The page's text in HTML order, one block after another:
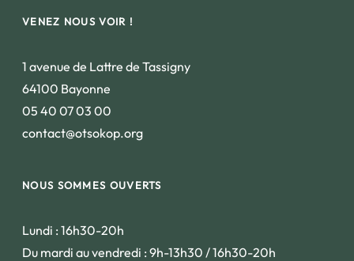
VENEZ NOUS VOIR !
1 avenue de Lattre de Tassigny
64100 Bayonne
05 40 07 03 00
contact@otsokop.org
NOUS SOMMES OUVERTS
Lundi : 16h30-20h
Du mardi au vendredi : 9h-13h30 / 16h30-20h